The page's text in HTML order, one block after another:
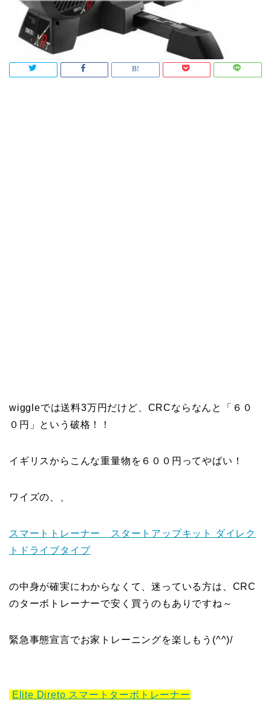
wiggleでは送料3万円だけど、CRCならなんと「６０
０円」という破格！！
イギリスからこんな重量物を６００円ってやばい！
ワイズの、、
スマートトレーナー スタートアップキット ダイレク
トドライブタイプ
の中身が確実にわからなくて、迷っている方は、CRC
のターボトレーナーで安く買うのもありですね～
緊急事態宣言でお家トレーニングを楽しもう(^^)/
Elite Direto スマートターボトレーナー